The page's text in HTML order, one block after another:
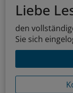
Liebe
den
Sie sich